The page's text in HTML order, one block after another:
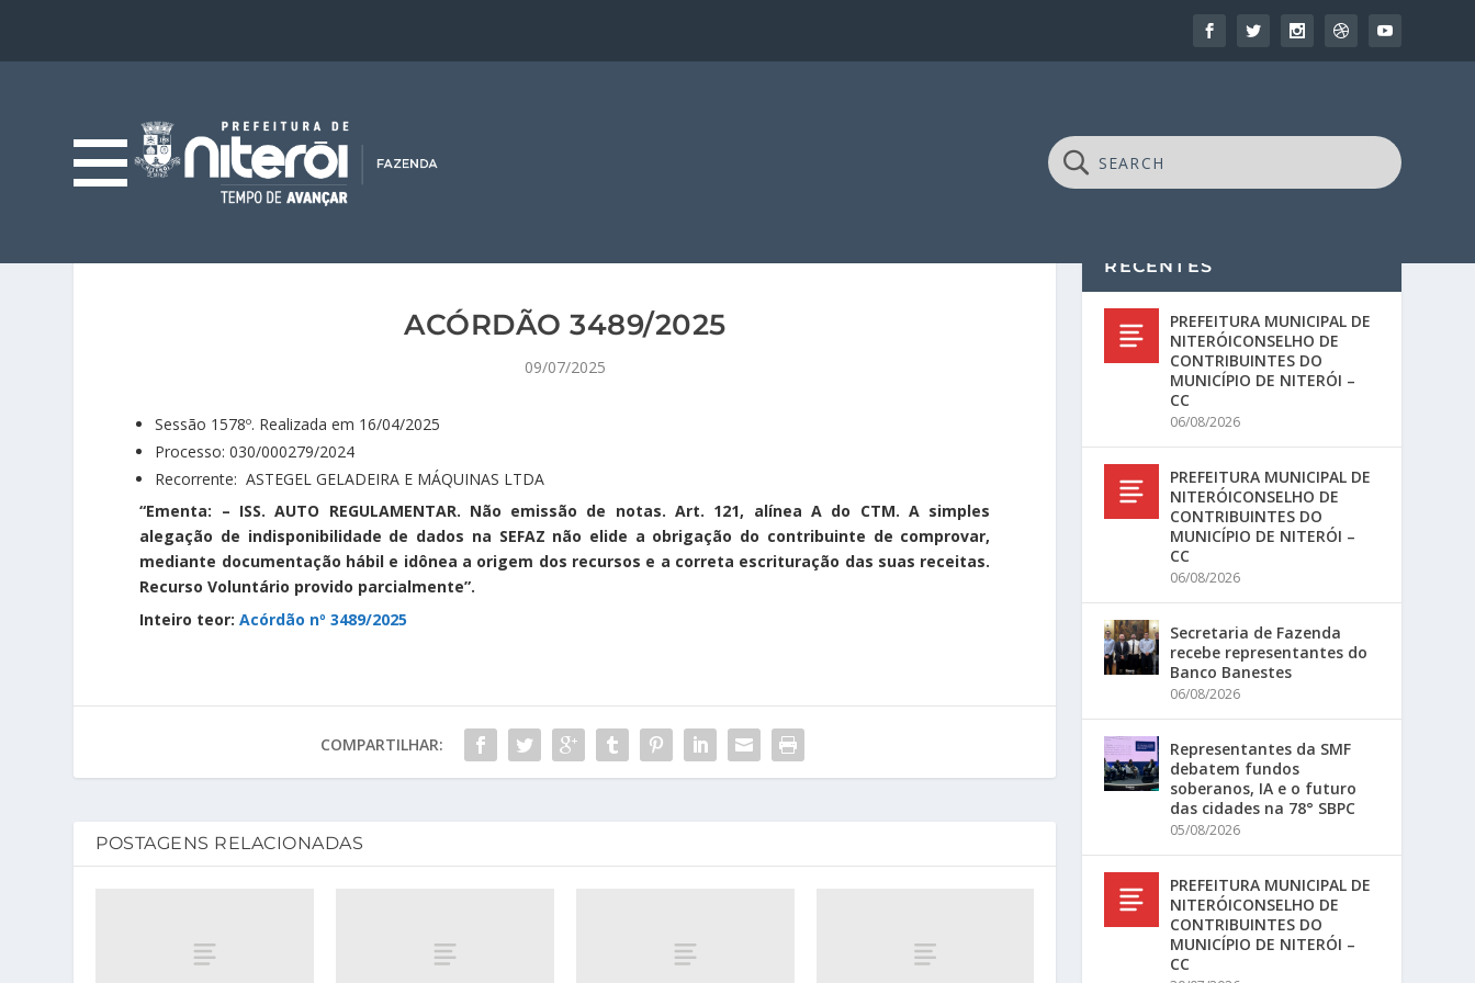
ACÓRDÃO 3489/2025
09/07/2025
Sessão 1578º. Realizada em 16/04/2025
Processo: 030/000279/2024
Recorrente: ASTEGEL GELADEIRA E MÁQUINAS LTDA
“Ementa: – ISS. AUTO REGULAMENTAR. Não emissão de notas. Art. 121, alínea A do CTM. A simples
alegação de indisponibilidade de dados na SEFAZ não elide a obrigação do contribuinte de comprovar,
mediante documentação hábil e idônea a origem dos recursos e a correta escrituração das suas receitas.
Recurso Voluntário provido parcialmente”.
Inteiro teor:Acórdão nº 3489/2025
COMPARTILHAR:
POSTAGENS RELACIONADAS
RECENTES
PREFEITURA MUNICIPAL DE
NITERÓICONSELHO DE
CONTRIBUINTES DO
MUNICÍPIO DE NITERÓI –
CC
06/08/2026
PREFEITURA MUNICIPAL DE
NITERÓICONSELHO DE
CONTRIBUINTES DO
MUNICÍPIO DE NITERÓI –
CC
06/08/2026
Secretaria de Fazenda
recebe representantes do
Banco Banestes
06/08/2026
Representantes da SMF
debatem fundos
soberanos, IA e o futuro
das cidades na 78° SBPC
05/08/2026
PREFEITURA MUNICIPAL DE
NITERÓICONSELHO DE
CONTRIBUINTES DO
MUNICÍPIO DE NITERÓI –
CC